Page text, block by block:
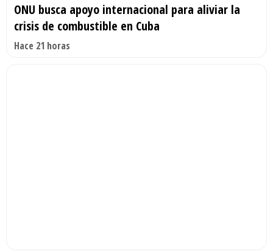
ONU busca apoyo internacional para aliviar la
crisis de combustible en Cuba
Hace 21 horas